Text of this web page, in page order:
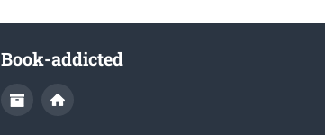
Book-addicted